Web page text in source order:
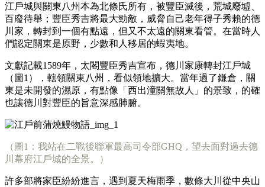
江戶城與關東八州本為北條氏所有，被豐臣滅後，荒城廢墟、
百廢待舉；豐臣秀吉將最大勁敵，威脅自己老年得子秀賴的德
川家，轉封到一個有點遠，但又不太遠的關東看管。 在當時人
們認定關東是原野，少數和人移居的蝦夷地。
文獻記載1589年，太閣豐臣秀吉宣布，德川家康轉封江戶城
（圖1），轄領關東八州，看似領地擴大。當年過了鎌倉，關
東是未開發的濕原，有點像「西出潼關無故人」的景致，的確
也讓德川對豐臣的旨意深感肺腑。
（圖1：我站在二戰後聯軍最高司令部GHQ，望去面對過去德
川幕府江戶城的全景。）
許多部將家臣紛紛進言，遇到夏天梅雨季，數條大川從中央山